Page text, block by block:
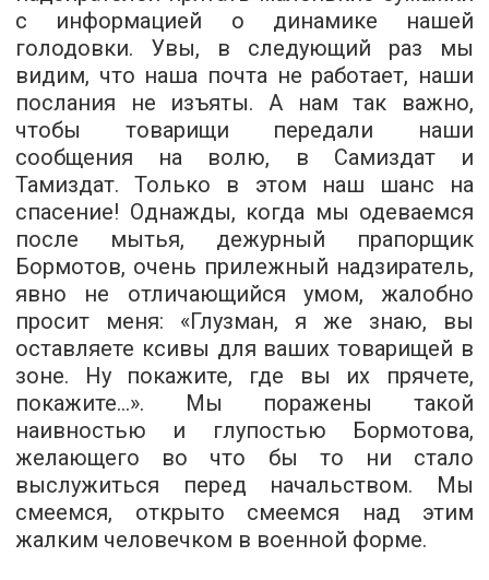
с информацией о динамике нашей
голодовки. Увы, в следующий раз мы
видим, что наша почта не работает, наши
послания не изъяты. А нам так важно,
чтобы товарищи передали наши
сообщения на волю, в Самиздат и
Тамиздат. Только в этом наш шанс на
спасение! Однажды, когда мы одеваемся
после мытья, дежурный прапорщик
Бормотов, очень прилежный надзиратель,
явно не отличающийся умом, жалобно
просит меня: «Глузман, я же знаю, вы
оставляете ксивы для ваших товарищей в
зоне. Ну покажите, где вы их прячете,
покажите...». Мы поражены такой
наивностью и глупостью Бормотова,
желающего во что бы то ни стало
выслужиться перед начальством. Мы
смеемся, открыто смеемся над этим
жалким человечком в военной форме.